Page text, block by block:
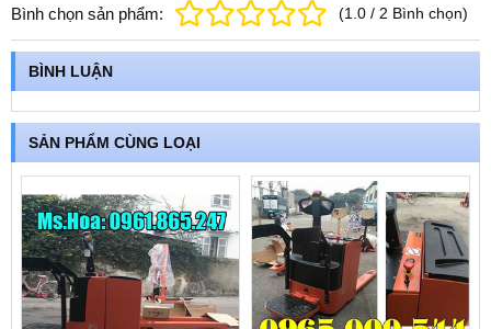
Bình chọn sản phẩm: (1.0 / 2 Bình chọn)
BÌNH LUẬN
SẢN PHẨM CÙNG LOẠI